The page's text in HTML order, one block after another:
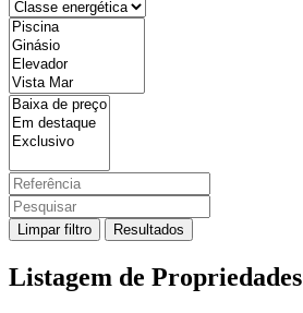
Limpar filtro Resultados
Listagem de Propriedades